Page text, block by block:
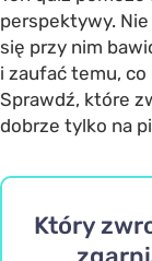
perspektywy.
się przy nim
i zaufać temu,
Sprawdź, które
dobrze tylko na
Który